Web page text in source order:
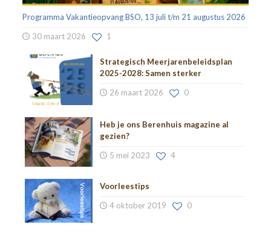
Programma Vakantieopvang BSO, 13 juli t/m 21 augustus 2026
30 maart 2026
1
Strategisch Meerjarenbeleidsplan
2025-2028: Samen sterker
26 maart 2026
0
Heb je ons Berenhuis magazine al
gezien?
5 mei 2023
4
Voorleestips
4 oktober 2019
0